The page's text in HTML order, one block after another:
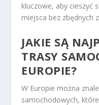
kluczowe, aby cieszyć
miejsca bez zbędnych
JAKIE SĄ
TRASY
EUROPIE?
W Europie można
samochodowych,